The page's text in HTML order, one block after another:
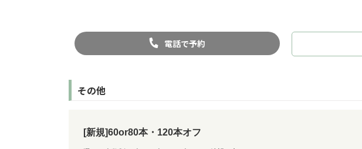
電話で予約
その他
[新規]60or80本・120本オフ